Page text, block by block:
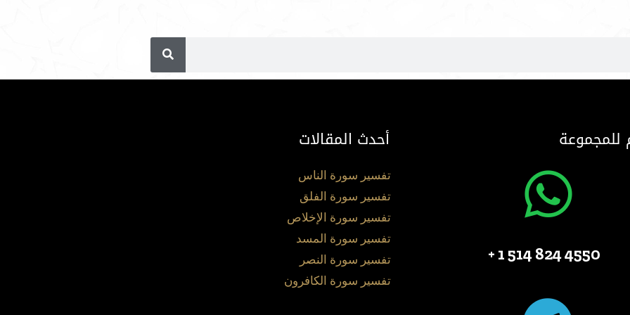
للمجموعة
4550 824 514 1 +
أحدث المقالات
تفسير سورة الناس
تفسير سورة الفلق
تفسير سورة الإخلاص
تفسير سورة المسد
تفسير سورة النصر
تفسير سورة الكافرون